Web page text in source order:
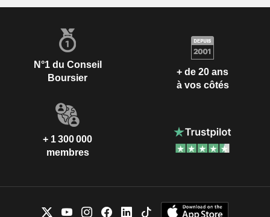
N°1 du Conseil
Boursier
+ de 20 ans
à vos côtés
+ 1 300 000
membres